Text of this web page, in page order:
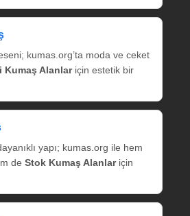
kumas.org’ta moda ve ceket
Kumaş Alanlariçin estetik bir
yapı; kumas.org ile hem
de Stok Kumaş Alanlariçin